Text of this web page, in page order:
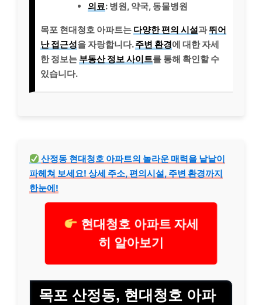
의료: 병원, 약국, 동물병원
목포 현대청호 아파트는 다양한 편의 시설과뛰어
난 접근성을 자랑합니다.주변 환경에 대한 자세
한 정보는 부동산 정보 사이트를 통해 확인할 수
있습니다.
산정동 현대청호 아파트의 놀라운 매력을 낱낱이
파헤쳐 보세요! 상세 주소, 편의시설, 주변 환경까지
한눈에!
현대청호 아파트 자세
히 알아보기
목포 산정동, 현대청호 아파